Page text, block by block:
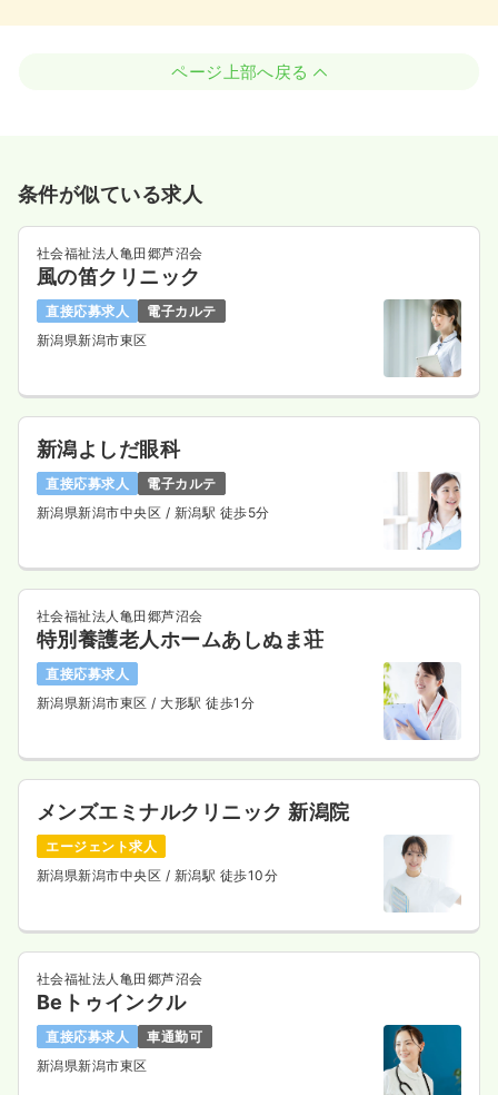
ページ上部へ戻る
条件が似ている求人
社会福祉法人亀田郷芦沼会
風の笛クリニック
直接応募求人
電子カルテ
新潟県新潟市東区
新潟よしだ眼科
直接応募求人
電子カルテ
新潟県新潟市中央区 / 新潟駅 徒歩5分
社会福祉法人亀田郷芦沼会
特別養護老人ホームあしぬま荘
直接応募求人
新潟県新潟市東区 / 大形駅 徒歩1分
メンズエミナルクリニック 新潟院
エージェント求人
新潟県新潟市中央区 / 新潟駅 徒歩10分
社会福祉法人亀田郷芦沼会
Beトゥインクル
直接応募求人
車通勤可
新潟県新潟市東区